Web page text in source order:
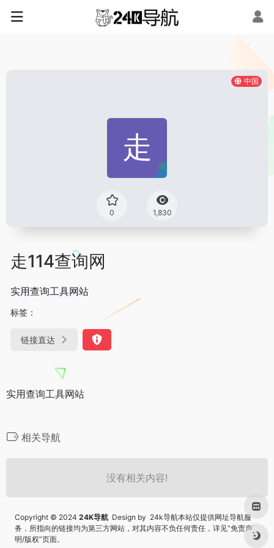
中国
0 1,830
走114查询网
实用查询工具网站
标签：
链接直达
实用查询工具网站
相关导航
没有相关内容!
Copyright © 2024 24K导航 Design by 24k导航本站仅提供网址导航服
务，所指向的链接均为第三方网站，对其内容不负任何责任，详见“免责声
明/版权”页面。